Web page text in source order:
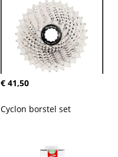
€ 41,50
Cyclon borstel set